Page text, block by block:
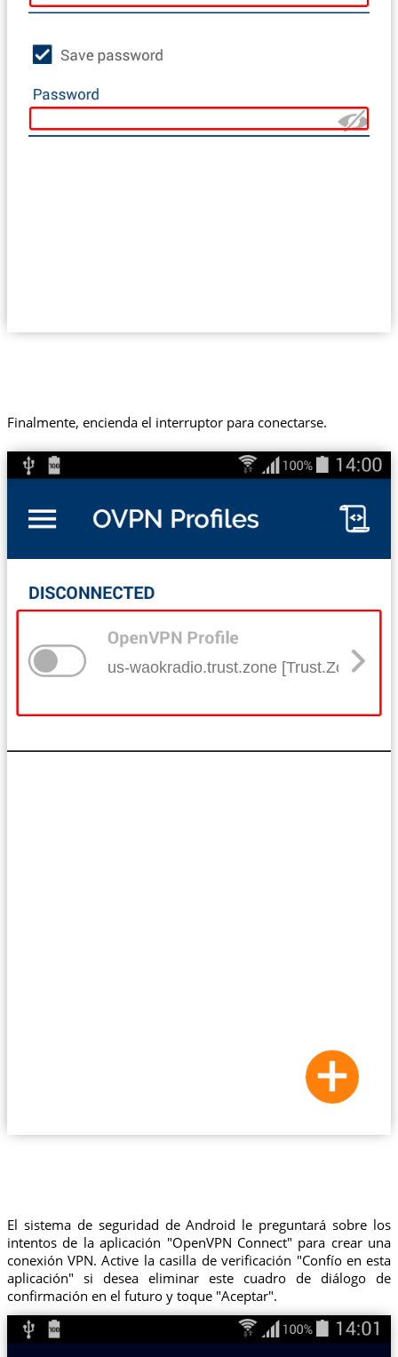
Finalmente, encienda el interruptor para conectarse.
us-waokradio.trust.zone [Trust.Zone-
El sistema de seguridad de Android le preguntará sobre los
intentos de la aplicación "OpenVPN Connect" para crear una
conexión VPN. Active la casilla de verificación "Confío en esta
aplicación" si desea eliminar este cuadro de diálogo de
confirmación en el futuro y toque "Aceptar".